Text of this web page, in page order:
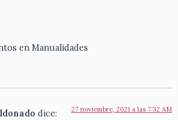
en Manualidades
dice: 27 noviembre, 2021 a las 7:32 AM